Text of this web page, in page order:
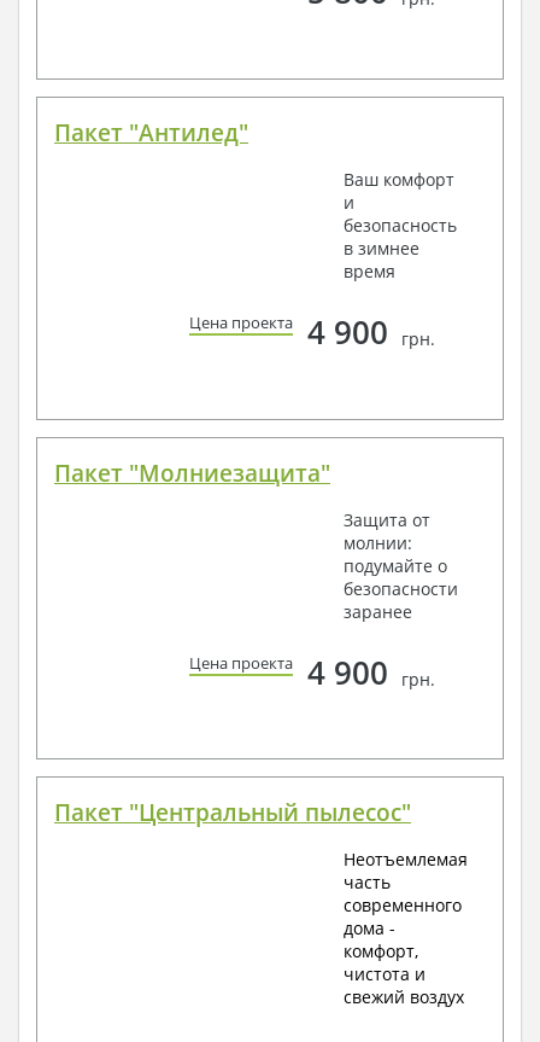
Пакет "Антилед"
Ваш комфорт
и
безопасность
в зимнее
время
Цена проекта 4 900 грн.
Пакет "Молниезащита"
Защита от
молнии:
подумайте о
безопасности
заранее
Цена проекта 4 900 грн.
Пакет "Центральный пылесос"
Неотъемлемая
часть
современного
дома -
комфорт,
чистота и
свежий воздух